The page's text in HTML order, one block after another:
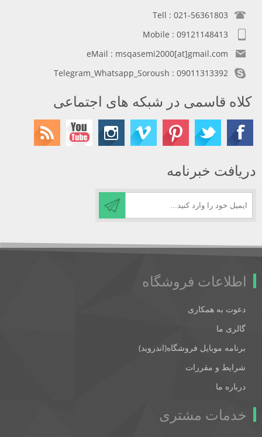
Tell : 021-56361803
Mobile : 09121148413
eMail : msqasemi2000[at]gmail.com
Telegram_Whatsapp_Soroush : 09011313392
کلاه قاسمی در شبکه های اجتماعی
دریافت خبرنامه
اطلاعات فروشگاه
دعوت به همکاری
گالری ما
برنامه موبایل فروشگاه(اندروید)
شرایط و مقررات
درباره ما
خدمات مشتری